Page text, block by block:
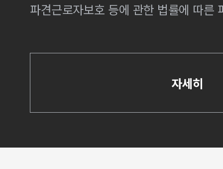
파견근로자보호 등에 관한 법률에 따른
자세히